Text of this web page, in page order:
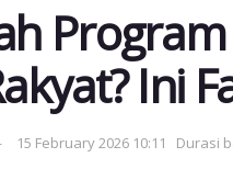
Ini
15 February 2026 10:11 Durasi